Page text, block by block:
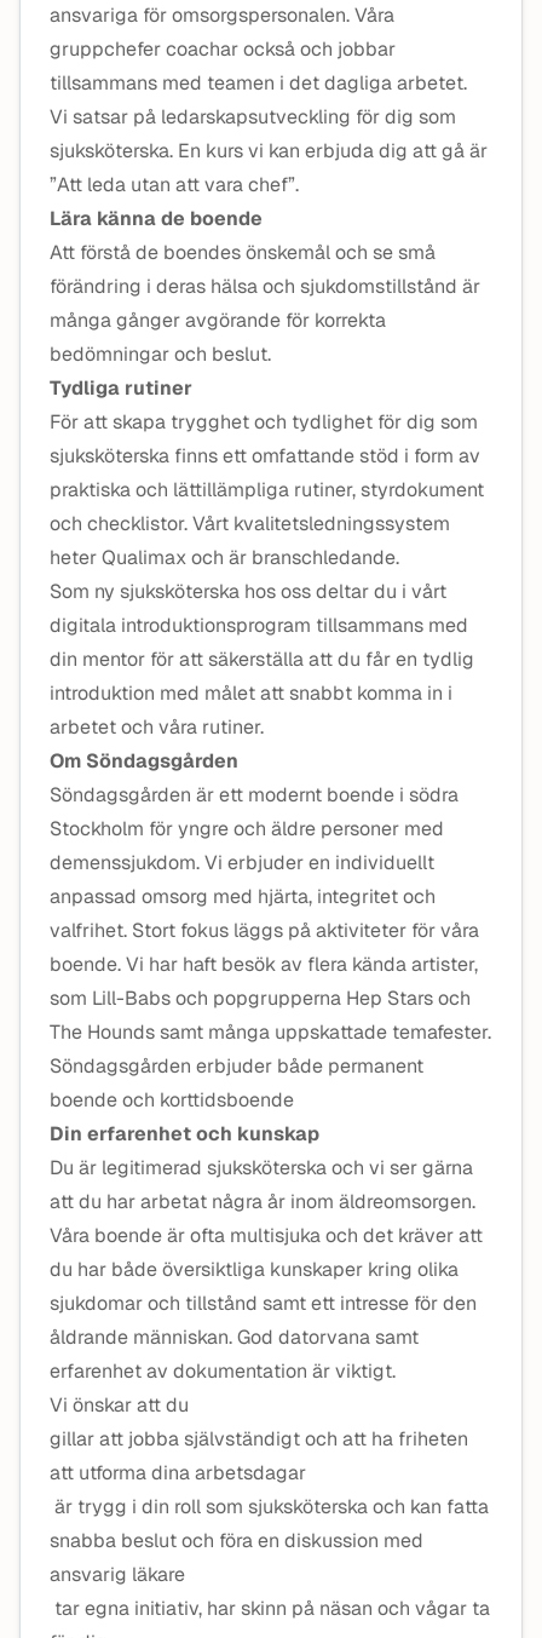
ansvariga för omsorgspersonalen. Våra
gruppchefer coachar också och jobbar
tillsammans med teamen i det dagliga arbetet.
Vi satsar på ledarskapsutveckling för dig som
sjuksköterska. En kurs vi kan erbjuda dig att gå är
”Att leda utan att vara chef”.
Lära känna de boende
Att förstå de boendes önskemål och se små
förändring i deras hälsa och sjukdomstillstånd är
många gånger avgörande för korrekta
bedömningar och beslut.
Tydliga rutiner
För att skapa trygghet och tydlighet för dig som
sjuksköterska finns ett omfattande stöd i form av
praktiska och lättillämpliga rutiner, styrdokument
och checklistor. Vårt kvalitetsledningssystem
heter Qualimax och är branschledande.
Som ny sjuksköterska hos oss deltar du i vårt
digitala introduktionsprogram tillsammans med
din mentor för att säkerställa att du får en tydlig
introduktion med målet att snabbt komma in i
arbetet och våra rutiner.
Om Söndagsgården
Söndagsgården är ett modernt boende i södra
Stockholm för yngre och äldre personer med
demenssjukdom. Vi erbjuder en individuellt
anpassad omsorg med hjärta, integritet och
valfrihet. Stort fokus läggs på aktiviteter för våra
boende. Vi har haft besök av flera kända artister,
som Lill-Babs och popgrupperna Hep Stars och
The Hounds samt många uppskattade temafester.
Söndagsgården erbjuder både permanent
boende och korttidsboende
Din erfarenhet och kunskap
Du är legitimerad sjuksköterska och vi ser gärna
att du har arbetat några år inom äldreomsorgen.
Våra boende är ofta multisjuka och det kräver att
du har både översiktliga kunskaper kring olika
sjukdomar och tillstånd samt ett intresse för den
åldrande människan. God datorvana samt
erfarenhet av dokumentation är viktigt.
Vi önskar att du
gillar att jobba självständigt och att ha friheten
att utforma dina arbetsdagar
är trygg i din roll som sjuksköterska och kan fatta
snabba beslut och föra en diskussion med
ansvarig läkare
tar egna initiativ, har skinn på näsan och vågar ta